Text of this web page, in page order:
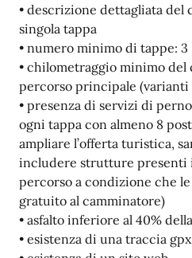
• descrizione dettagliata del
singola tappa
• numero minimo di tappe: 3
• chilometraggio minimo del
percorso principale (varianti
• presenza di servizi di
ogni tappa con almeno 8
ampliare l’offerta turistica,
includere strutture presenti
percorso a condizione che
gratuito al camminatore)
• asfalto inferiore al 40%
• esistenza di una traccia gpx